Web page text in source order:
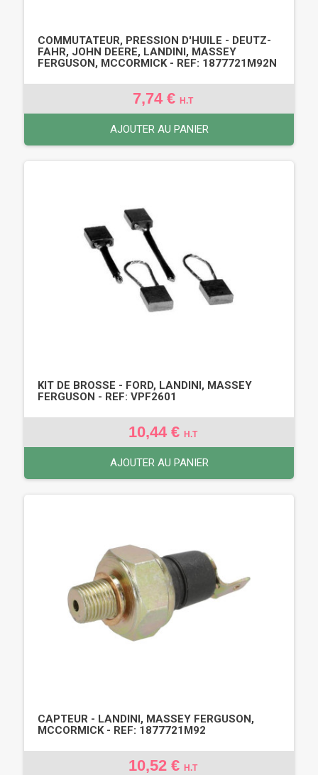
COMMUTATEUR, PRESSION D'HUILE - DEUTZ-
FAHR, JOHN DEERE, LANDINI, MASSEY
FERGUSON, MCCORMICK - REF: 1877721M92N
7,74 € H.T
AJOUTER AU PANIER
KIT DE BROSSE - FORD, LANDINI, MASSEY
FERGUSON - REF: VPF2601
10,44 € H.T
AJOUTER AU PANIER
CAPTEUR - LANDINI, MASSEY FERGUSON,
MCCORMICK - REF: 1877721M92
10,52 € H.T